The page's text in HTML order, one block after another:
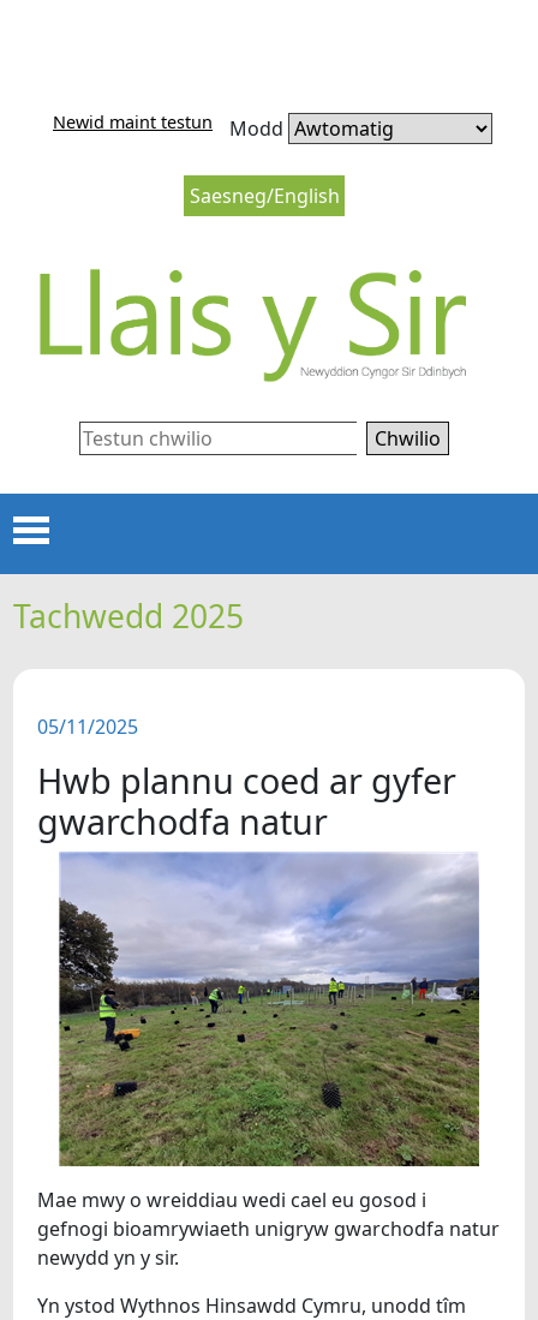
Saesneg/English
Newid maint testun Modd
Chwilio
CARTREF
ERTHYGLAU
CIPOLWG
A WYDDOCH CHI?
FIDEOS
BE SY' MLAEN
Tachwedd 2025
05/11/2025
Hwb plannu coed ar gyfer
gwarchodfa natur
Mae mwy o wreiddiau wedi cael eu gosod i
gefnogi bioamrywiaeth unigryw gwarchodfa natur
newydd yn y sir.
Yn ystod Wythnos Hinsawdd Cymru, unodd tîm